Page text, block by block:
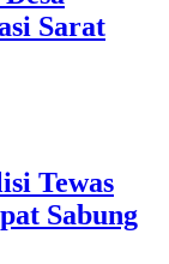
Sarat
Tewas
Sabung